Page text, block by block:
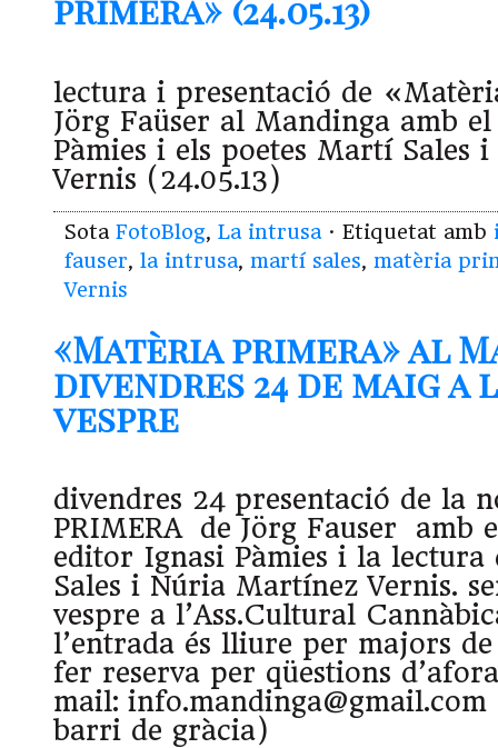
primera» (24.05.13)
lectura i presentació de
Jörg Faüser al Mandinga amb
Pàmies i els poetes Martí Sales
Vernis (24.05.13)
Sota FotoBlog, La intrusa · Etiquetat amb
fauser, la intrusa, martí sales, matèria
Vernis
«Matèria primera» al
divendres 24 de maig
vespre
divendres 24 presentació de la
PRIMERA de Jörg Fauser amb
editor Ignasi Pàmies i la lectura
Sales i Núria Martínez Vernis.
vespre a l’Ass.Cultural
l’entrada és lliure per majors
fer reserva per qüestions
mail:
barri de gràcia)